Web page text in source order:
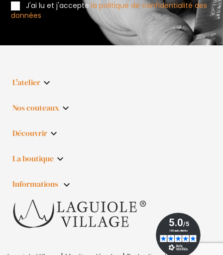
J'ai lu et j'acceptela politique de confidentialité des
données
L'atelier 
Nos couteaux 
Découvrir 
La boutique 
Informations keyboard_arrow_down